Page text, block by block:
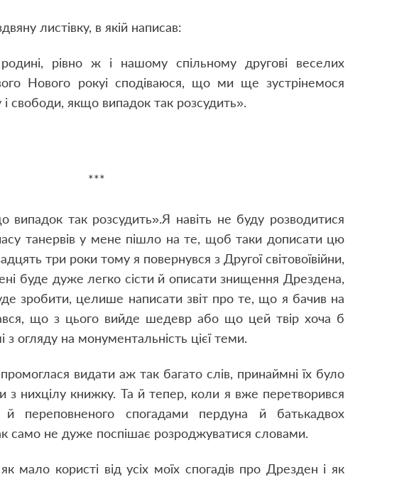
листівку, в якій написав:
рівно ж і нашому спільному другові веселих
Нового рокуі сподіваюся, що ми ще зустрінемося
свободи, якщо випадок так розсудить».
***
випадок так розсудить».Я навіть не буду розводитися
танервів у мене пішло на те, щоб таки дописати цю
три роки тому я повернувся з Другої світовоївійни,
буде дуже легко сісти й описати знищення Дрездена,
зробити, целише написати звіт про те, що я бачив на
що з цього вийде шедевр або що цей твір хоча б
з огляду на монументальність цієї теми.
видати аж так багато слів, принаймні їх було
з нихцілу книжку. Та й тепер, коли я вже перетворився
й переповненого спогадами пердуна й батькадвох
само не дуже поспішає розроджуватися словами.
мало користі від усіх моїх спогадів про Дрезден і як